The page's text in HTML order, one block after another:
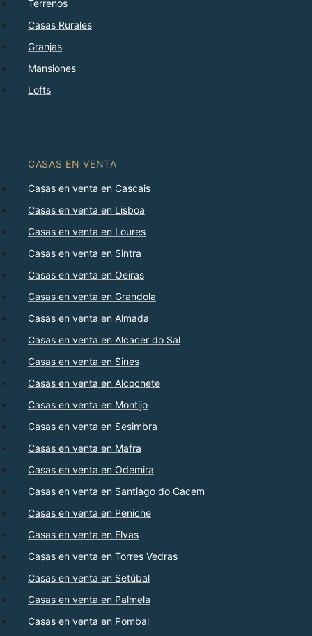
Terrenos
Casas Rurales
Granjas
Mansiones
Lofts
CASAS EN VENTA
Casas en venta en Cascais
Casas en venta en Lisboa
Casas en venta en Loures
Casas en venta en Sintra
Casas en venta en Oeiras
Casas en venta en Grandola
Casas en venta en Almada
Casas en venta en Alcacer do Sal
Casas en venta en Sines
Casas en venta en Alcochete
Casas en venta en Montijo
Casas en venta en Sesimbra
Casas en venta en Mafra
Casas en venta en Odemira
Casas en venta en Santiago do Cacem
Casas en venta en Peniche
Casas en venta en Elvas
Casas en venta en Torres Vedras
Casas en venta en Setúbal
Casas en venta en Palmela
Casas en venta en Pombal